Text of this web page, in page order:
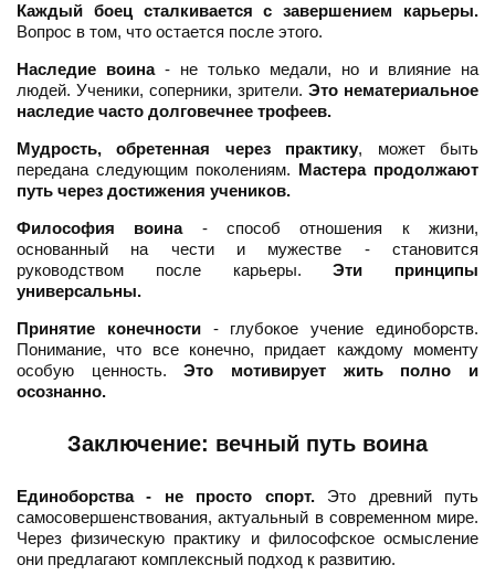
Каждый боец сталкивается с завершением карьеры.
Вопрос в том, что остается после этого.
Наследие воина- не только медали, но и влияние на
людей. Ученики, соперники, зрители. Это нематериальное
наследие часто долговечнее трофеев.
Мудрость, обретенная через практику, может быть
передана следующим поколениям. Мастера продолжают
путь через достижения учеников.
Философия воина- способ отношения к жизни,
основанный на чести и мужестве - становится
руководством после карьеры.Эти принципы
универсальны.
Принятие конечности- глубокое учение единоборств.
Понимание, что все конечно, придает каждому моменту
особую ценность.Это мотивирует жить полно и
осознанно.
Заключение: вечный путь воина
Единоборства - не просто спорт.Это древний путь
самосовершенствования, актуальный в современном мире.
Через физическую практику и философское осмысление
они предлагают комплексный подход к развитию.